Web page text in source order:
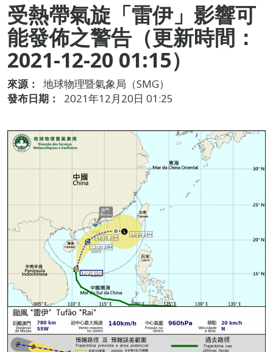
受熱帶氣旋「雷伊」影響可
能發佈之警告（更新時間：
2021-12-20 01:15）
來源：
地球物理暨氣象局（SMG）
發布日期：
2021年12月20日 01:25